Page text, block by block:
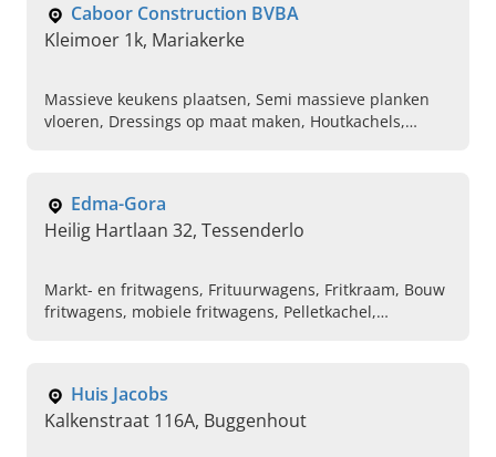
Caboor Construction BVBA
Kleimoer 1k, Mariakerke
Massieve keukens plaatsen, Semi massieve planken
vloeren, Dressings op maat maken, Houtkachels,
Fornuizen
Edma-Gora
Heilig Hartlaan 32, Tessenderlo
Markt- en fritwagens, Frituurwagens, Fritkraam, Bouw
fritwagens, mobiele fritwagens, Pelletkachel,
Huis Jacobs
Kalkenstraat 116A, Buggenhout